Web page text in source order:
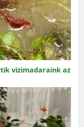
vizimadaraink az